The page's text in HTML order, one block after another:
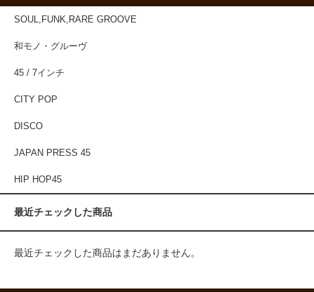
SOUL,FUNK,RARE GROOVE
和モノ・グルーヴ
45 / 7インチ
CITY POP
DISCO
JAPAN PRESS 45
HIP HOP45
最近チェックした商品
最近チェックした商品はまだありません。